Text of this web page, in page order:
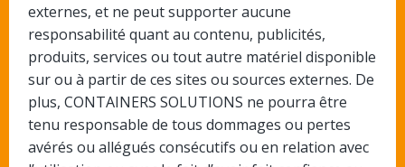
externes, et ne peut supporter aucune
responsabilité quant au contenu, publicités,
produits, services ou tout autre matériel disponible
sur ou à partir de ces sites ou sources externes. De
plus, CONTAINERS SOLUTIONS ne pourra être
tenu responsable de tous dommages ou pertes
avérés ou allégués consécutifs ou en relation avec